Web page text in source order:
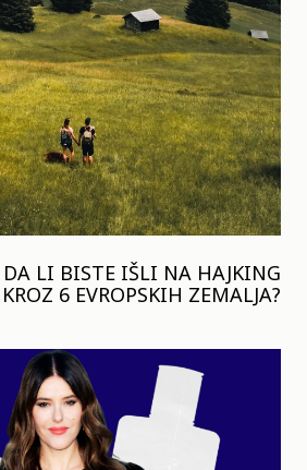
LI BISTE IŠLI NA HAJKING
KROZ 6 EVROPSKIH ZEMALJA?